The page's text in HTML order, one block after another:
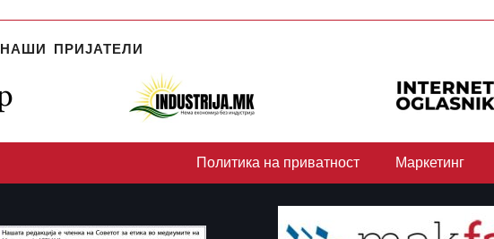
НАШИ ПРИЈАТЕЛИ
Политика на приватност Маркетинг